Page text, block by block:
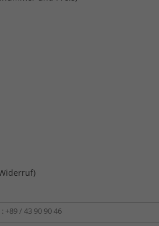
+89 / 43 90 90 46